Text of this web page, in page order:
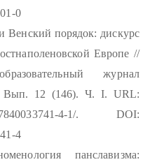
0
Венский порядок: дискурс
Европе //
журнал
Вып. 12 (146). Ч. I. URL:
4-1/. DOI:
4
панславизма: